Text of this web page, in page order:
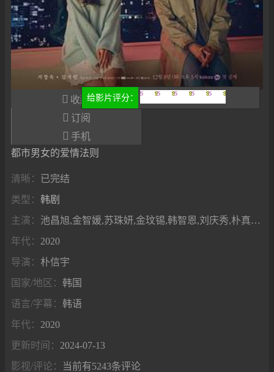
 收藏
 订阅
 手机
给影片评分：
很差较差还行推荐
都市男女的爱情法则
清晰：
已完结
类型： 韩剧
主演： 池昌旭,金智媛,苏珠妍,金玟锡,韩智恩,刘庆秀,朴真珠,李相禹 ,李相仑,崔珉豪
年代： 2020
导演： 朴信宇
国家/地区： 韩国
语言/字幕： 韩语
年代： 2020
更新时间： 2024-07-13
影视/评论：
当前有5243条评论